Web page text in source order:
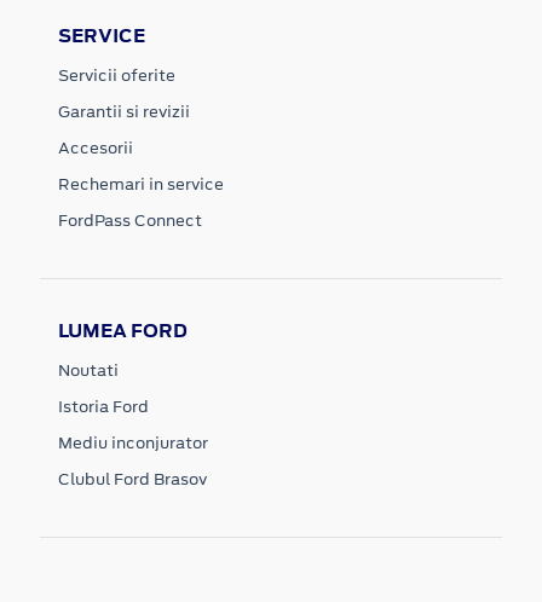
SERVICE
Servicii oferite
Garantii si revizii
Accesorii
Rechemari in service
FordPass Connect
LUMEA FORD
Noutati
Istoria Ford
Mediu inconjurator
Clubul Ford Brasov